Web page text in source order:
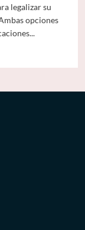
legalizar su
opciones